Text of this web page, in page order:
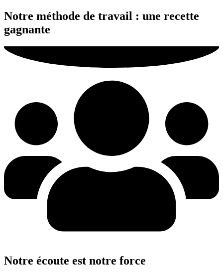
Notre méthode de travail : une recette
gagnante
Notre écoute est notre force